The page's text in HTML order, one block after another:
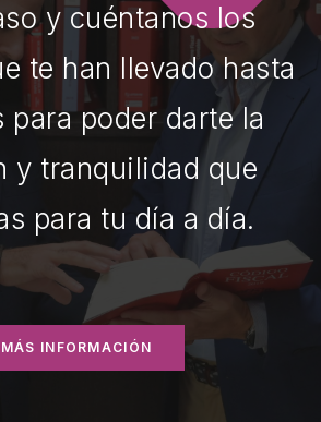
y cuéntanos los
te han llevado hasta
para poder darte la
y tranquilidad que
para tu día a día.
MÁS INFORMACIÓN